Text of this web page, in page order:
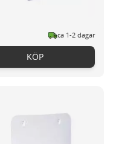
ca 1-2 dagar
KÖP